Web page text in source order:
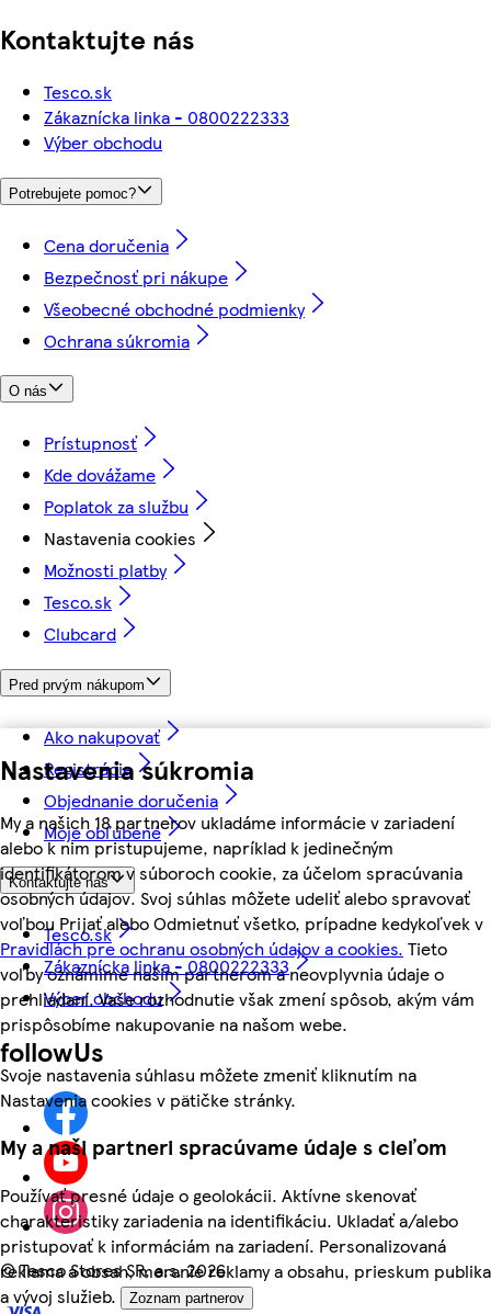
Nastavenia súkromia
My a našich 18 partnerov ukladáme informácie v zariadení
alebo k nim pristupujeme, napríklad k jedinečným
identifikátorom v súboroch cookie, za účelom spracúvania
osobných údajov. Svoj súhlas môžete udeliť alebo spravovať
voľbou Prijať alebo Odmietnuť všetko, prípadne kedykoľvek v
Pravidlách pre ochranu osobných údajov a cookies. Tieto
voľby oznámime našim partnerom a neovplyvnia údaje o
prehliadaní. Vaše rozhodnutie však zmení spôsob, akým vám
prispôsobíme nakupovanie na našom webe.
Svoje nastavenia súhlasu môžete zmeniť kliknutím na
Nastavenia cookies v pätičke stránky.
My a naši partneri spracúvame údaje s cieľom
Používať presné údaje o geolokácii. Aktívne skenovať
charakteristiky zariadenia na identifikáciu. Ukladať a/alebo
pristupovať k informáciám na zariadení. Personalizovaná
reklama a obsah, meranie reklamy a obsahu, prieskum publika
a vývoj služieb.
Zoznam partnerov
Kontaktujte nás
Tesco.sk
Zákaznícka linka - 0800222333
Výber obchodu
Potrebujete pomoc?
Cena doručenia
Bezpečnosť pri nákupe
Všeobecné obchodné podmienky
Ochrana súkromia
O nás
Prístupnosť
Kde dovážame
Poplatok za službu
Nastavenia cookies
Možnosti platby
Tesco.sk
Clubcard
Pred prvým nákupom
Ako nakupovať
Registrácia
Objednanie doručenia
Moje obľúbené
Kontaktujte nás
Tesco.sk
Zákaznícka linka - 0800222333
Výber obchodu
followUs
©Tesco Stores SR, a.s. 2026